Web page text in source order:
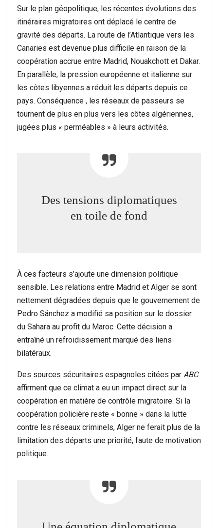
Sur le plan géopolitique, les récentes évolutions des
itinéraires migratoires ont déplacé le centre de
gravité des départs. La route de l’Atlantique vers les
Canaries est devenue plus difficile en raison de la
coopération accrue entre Madrid, Nouakchott et Dakar.
En parallèle, la pression européenne et italienne sur
les côtes libyennes a réduit les départs depuis ce
pays. Conséquence , les réseaux de passeurs se
tournent de plus en plus vers les côtes algériennes,
jugées plus « perméables » à leurs activités.
Des tensions diplomatiques
en toile de fond
À ces facteurs s’ajoute une dimension politique
sensible. Les relations entre Madrid et Alger se sont
nettement dégradées depuis que le gouvernement de
Pedro Sánchez a modifié sa position sur le dossier
du Sahara au profit du Maroc. Cette décision a
entraîné un refroidissement marqué des liens
bilatéraux.
Des sources sécuritaires espagnoles citées par ABC
affirment que ce climat a eu un impact direct sur la
coopération en matière de contrôle migratoire. Si la
coopération policière reste « bonne » dans la lutte
contre les réseaux criminels, Alger ne ferait plus de la
limitation des départs une priorité, faute de motivation
politique.